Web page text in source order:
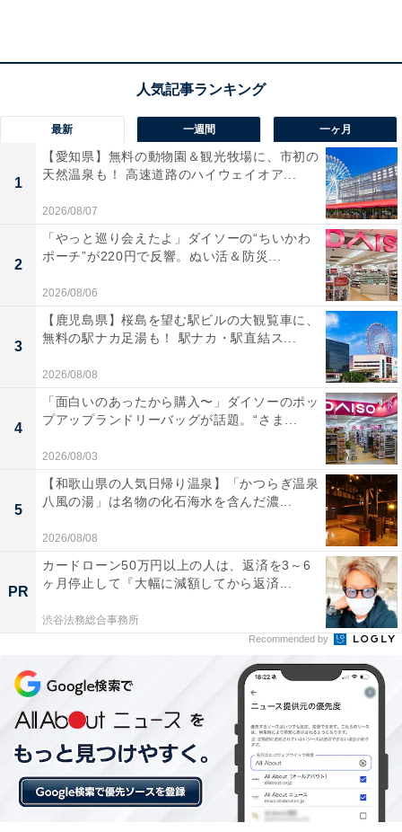
アクセス
所在地：山形県尾花沢市銀山新畑85
交通手段：
・国道13号線尾花沢市内より車で30分
・JRから11:10、13:40、15:45の送迎あり（要予約）
大人1名：2万5300円
※料金は公式Webサイト参考価格
チェックイン・チェックアウト
チェックアウト：10:00まで
※プランにより時間が異なる可能性があります
あわせて読みたい
【山形県の人気ホテル】「銀山温泉 仙峡の宿
銀山荘」は「露天寝湯」で夜空を見上げなが
最新 一週間 一ヶ月
1
【愛知県】無料の動物園＆観光牧場に、市初の
天然温泉も！ 高速道路のハイウェイオア...
2026/08/07
2
「やっと巡り会えたよ」ダイソーの“ちいかわ
ポーチ”が220円で反響。ぬい活＆防災...
2026/08/06
3
【鹿児島県】桜島を望む駅ビルの大観覧車に、
無料の駅ナカ足湯も！ 駅ナカ・駅直結ス...
2026/08/08
4
「面白いのあったから購入〜」ダイソーのポッ
プアップランドリーバッグが話題。“さま...
2026/08/03
5
【和歌山県の人気日帰り温泉】「かつらぎ温泉
八風の湯」は名物の化石海水を含んだ濃...
2026/08/08
PR
カードローン50万円以上の人は、返済を3～6
ヶ月停止して『大幅に減額してから返済...
渋谷法務総合事務所
Recommended by